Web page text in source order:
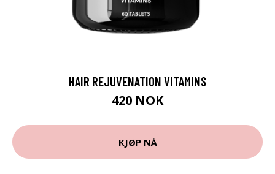
HAIR REJUVENATION VITAMINS
420 NOK
KJØP NÅ